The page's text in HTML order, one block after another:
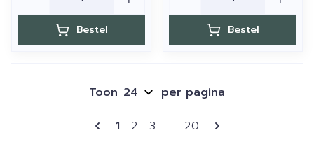
Bestel Bestel
Pagina's
U lees momenteel pagina
1 Pagina
2 Pagina
3 ... Pagina
20
Toon per pagina